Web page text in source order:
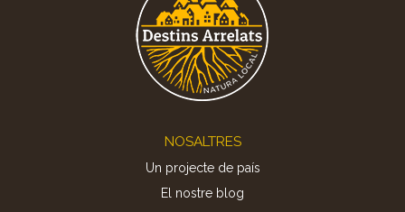
NOSALTRES
Un projecte de país
El nostre blog